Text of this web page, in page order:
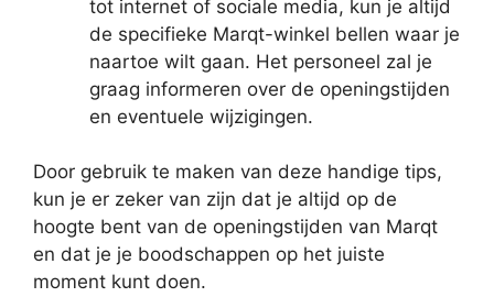
tot internet of sociale media, kun je altijd
de specifieke Marqt-winkel bellen waar je
naartoe wilt gaan. Het personeel zal je
graag informeren over de openingstijden
en eventuele wijzigingen.
Door gebruik te maken van deze handige tips,
kun je er zeker van zijn dat je altijd op de
hoogte bent van de openingstijden van Marqt
en dat je je boodschappen op het juiste
moment kunt doen.